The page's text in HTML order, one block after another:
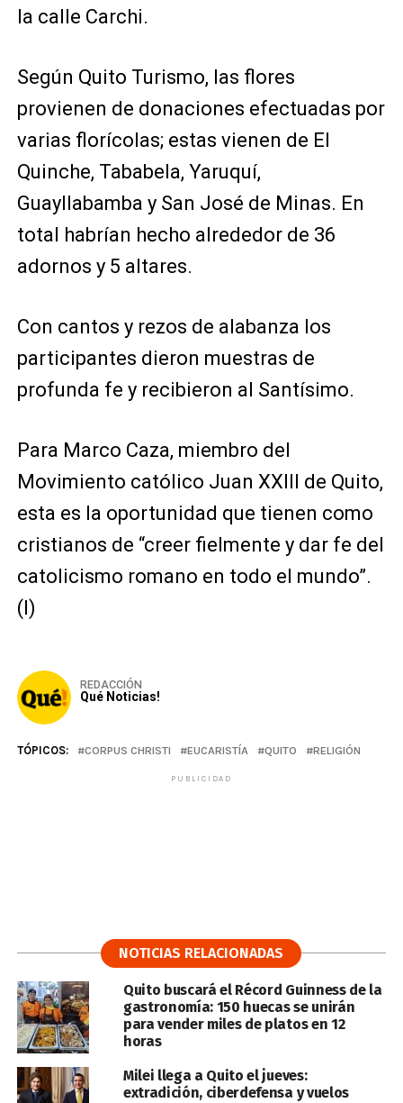
la calle Carchi.
Según Quito Turismo, las flores
provienen de donaciones efectuadas por
varias florícolas; estas vienen de El
Quinche, Tababela, Yaruquí,
Guayllabamba y San José de Minas. En
total habrían hecho alrededor de 36
adornos y 5 altares.
Con cantos y rezos de alabanza los
participantes dieron muestras de
profunda fe y recibieron al Santísimo.
Para Marco Caza, miembro del
Movimiento católico Juan XXIII de Quito,
esta es la oportunidad que tienen como
cristianos de “creer fielmente y dar fe del
catolicismo romano en todo el mundo”.
(I)
REDACCIÓN
Qué Noticias!
TÓPICOS: CORPUS CHRISTI EUCARISTÍA QUITO RELIGIÓN
PUBLICIDAD
NOTICIAS RELACIONADAS
Quito buscará el Récord Guinness de la
gastronomía: 150 huecas se unirán
para vender miles de platos en 12
horas
Milei llega a Quito el jueves:
extradición, ciberdefensa y vuelos